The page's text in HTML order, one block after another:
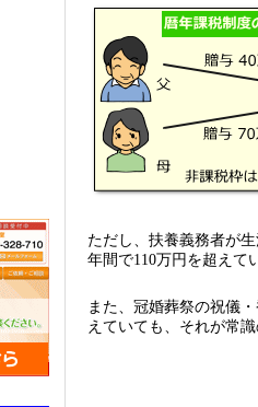
ただし、扶養義務者が
年間で110万円を超え
また、冠婚葬祭の祝儀
えていても、それが常